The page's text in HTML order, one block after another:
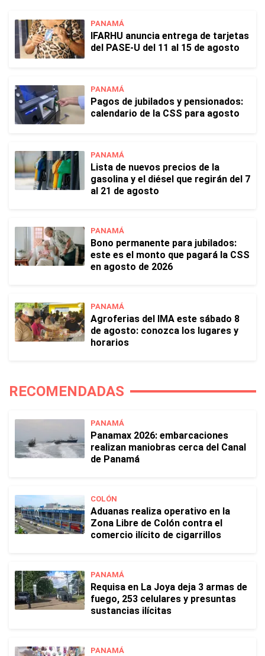
PANAMÁ
IFARHU anuncia entrega de tarjetas
del PASE-U del 11 al 15 de agosto
PANAMÁ
Pagos de jubilados y pensionados:
calendario de la CSS para agosto
PANAMÁ
Lista de nuevos precios de la
gasolina y el diésel que regirán del 7
al 21 de agosto
PANAMÁ
Bono permanente para jubilados:
este es el monto que pagará la CSS
en agosto de 2026
PANAMÁ
Agroferias del IMA este sábado 8
de agosto: conozca los lugares y
horarios
RECOMENDADAS
PANAMÁ
Panamax 2026: embarcaciones
realizan maniobras cerca del Canal
de Panamá
COLÓN
Aduanas realiza operativo en la
Zona Libre de Colón contra el
comercio ilícito de cigarrillos
PANAMÁ
Requisa en La Joya deja 3 armas de
fuego, 253 celulares y presuntas
sustancias ilícitas
PANAMÁ